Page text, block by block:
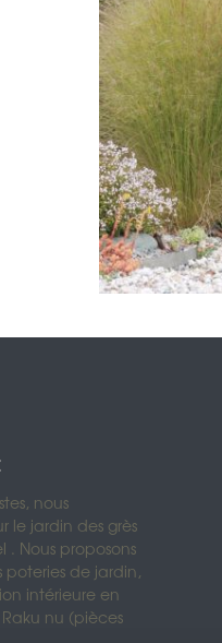
Urnes
Urnes
Urnes
nous
le jardin des grès
. Nous proposons
poteries de jardin,
intérieure en
nu (pièces